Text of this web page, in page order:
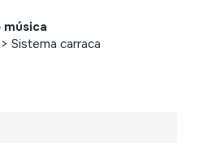
Sistema carraca